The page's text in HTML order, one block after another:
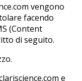
vengono
facendo
(Content
di seguito.
e